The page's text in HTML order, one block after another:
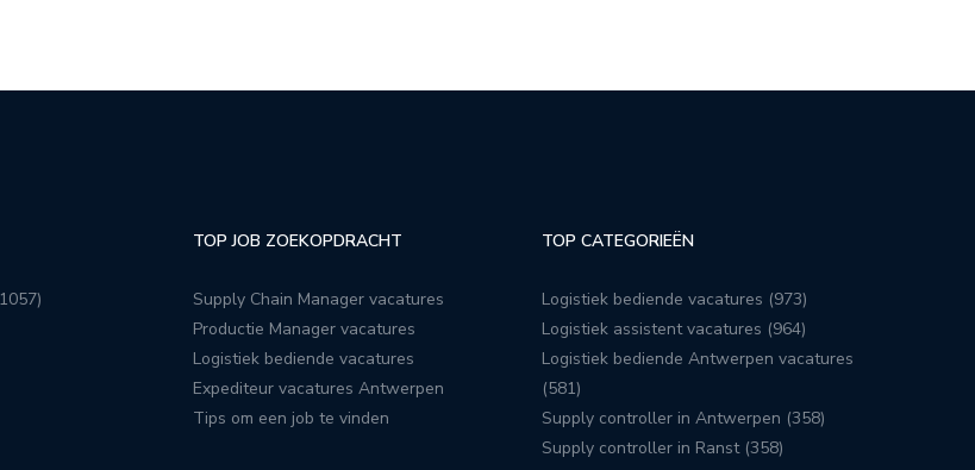
TOP JOB ZOEKOPDRACHT
Supply Chain Manager vacatures
Productie Manager vacatures
Logistiek bediende vacatures
Expediteur vacatures Antwerpen
Tips om een job te vinden
TOP CATEGORIEËN
Logistiek bediende vacatures (973)
Logistiek assistent vacatures (964)
Logistiek bediende Antwerpen vacatures
(581)
Supply controller in Antwerpen (358)
Supply controller in Ranst (358)